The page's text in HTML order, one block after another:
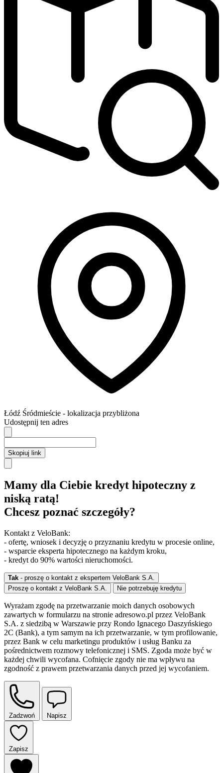
Łódź Śródmieście - lokalizacja przybliżona
Udostępnij ten adres
Skopiuj link
Mamy dla Ciebie kredyt hipoteczny z
niską ratą!
Chcesz poznać szczegóły?
Kontakt z VeloBank:
- ofertę, wniosek i decyzję o przyznaniu kredytu w procesie online,
- wsparcie eksperta hipotecznego na każdym kroku,
- kredyt do 90% wartości nieruchomości.
Tak - proszę o kontakt z ekspertem VeloBank S.A.
Proszę o kontakt z VeloBank S.A.
Nie potrzebuję kredytu
Wyrażam zgodę na przetwarzanie moich danych osobowych
zawartych w formularzu na stronie adresowo.pl przez VeloBank
S.A. z siedzibą w Warszawie przy Rondo Ignacego Daszyńskiego
2C (Bank), a tym samym na ich przetwarzanie, w tym profilowanie,
przez Bank w celu marketingu produktów i usług Banku za
pośrednictwem rozmowy telefonicznej i SMS. Zgoda może być w
każdej chwili wycofana. Cofnięcie zgody nie ma wpływu na
zgodność z prawem przetwarzania danych przed jej wycofaniem.
Zadzwoń Napisz
Zapisz